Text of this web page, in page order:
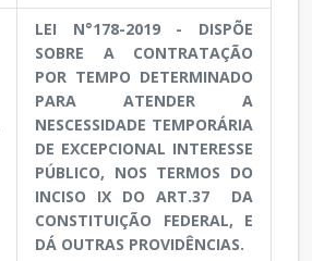
LEI N°178-2019 - DISPÕE
SOBRE A CONTRATAÇÃO
POR TEMPO DETERMINADO
PARA ATENDER A
NESCESSIDADE TEMPORÁRIA
DE EXCEPCIONAL INTERESSE
PÚBLICO, NOS TERMOS DO
INCISO IX DO ART.37 DA
CONSTITUIÇÃO FEDERAL, E
DÁ OUTRAS PROVIDÊNCIAS.